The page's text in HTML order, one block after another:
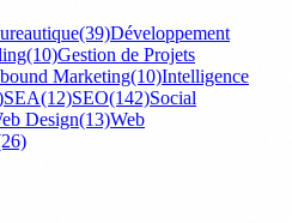
(39)Développement
(10)Gestion de Projets
Marketing(10)Intelligence
SEA(12)SEO(142)Social
Design(13)Web